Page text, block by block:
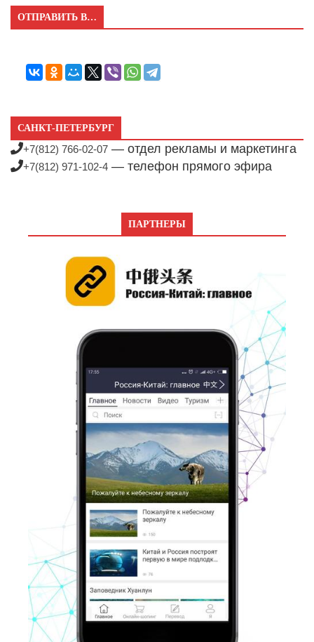
ОТПРАВИТЬ В…
САНКТ-ПЕТЕРБУРГ
+7(812) 766-02-07 — отдел рекламы и маркетинга
+7(812) 971-102-4 — телефон прямого эфира
ПАРТНЕРЫ